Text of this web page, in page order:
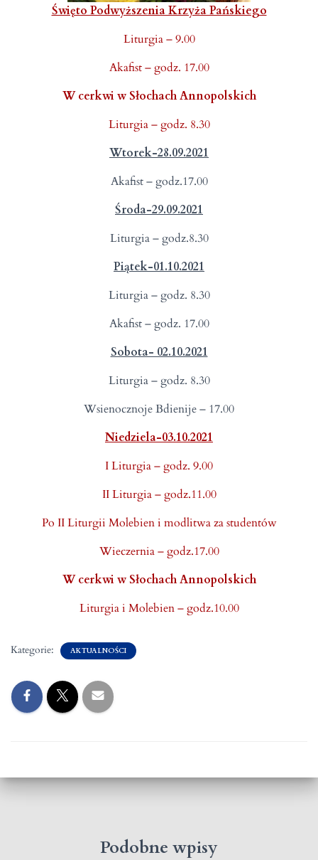
Święto Podwyższenia Krzyża Pańskiego
Liturgia – 9.00
Akafist – godz. 17.00
W cerkwi w Słochach Annopolskich
Liturgia – godz. 8.30
Wtorek-28.09.2021
Akafist – godz.17.00
Środa-29.09.2021
Liturgia – godz.8.30
Piątek-01.10.2021
Liturgia – godz. 8.30
Akafist – godz. 17.00
Sobota- 02.10.2021
Liturgia – godz. 8.30
Wsienocznoje Bdienije – 17.00
Niedziela-03.10.2021
I Liturgia – godz. 9.00
II Liturgia – godz.11.00
Po II Liturgii Molebien i modlitwa za studentów
Wieczernia – godz.17.00
W cerkwi w Słochach Annopolskich
Liturgia i Molebien – godz.10.00
Kategorie: AKTUALNOŚCI
Podobne wpisy